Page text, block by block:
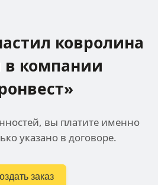
ковролина
в компании
вы платите именно
указано в договоре.
заказ